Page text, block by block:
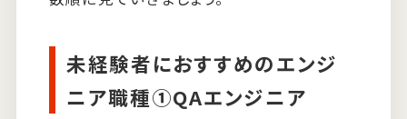
未経験者におすすめのエンジ
ニア職種①QAエンジニア